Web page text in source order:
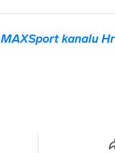
MAXSport kanalu